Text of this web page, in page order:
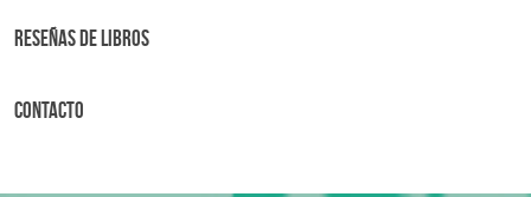
Reseñas de libros
Contacto